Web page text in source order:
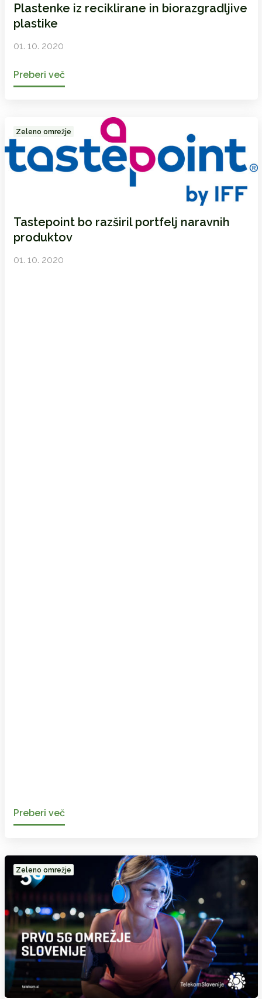
Plastenke iz reciklirane in biorazgradljive
plastike
01. 10. 2020
Preberi več
Zeleno omrežje
Tastepoint bo razširil portfelj naravnih
produktov
01. 10. 2020
Preberi več
Zeleno omrežje